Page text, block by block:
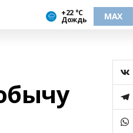
+22 °С
Дождь МАХ